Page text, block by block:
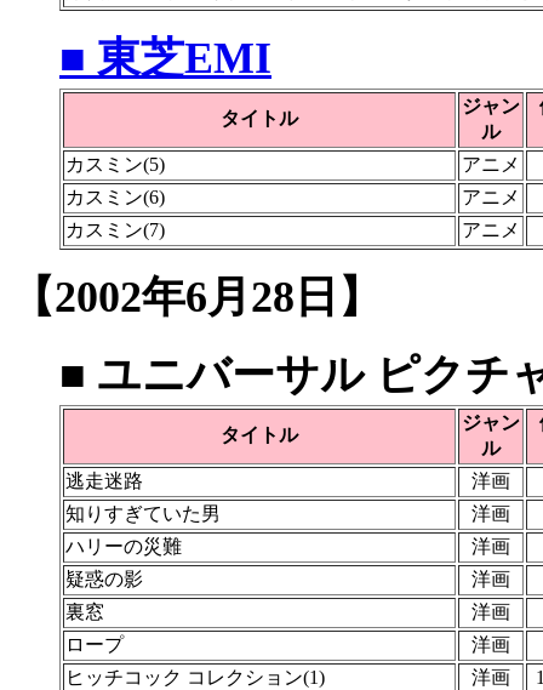
■ 東芝EMI
タイトル
ジャン
ル
カスミン(5)
アニメ
カスミン(6)
アニメ
カスミン(7)
アニメ
【2002年6月28日】
■ ユニバーサル ピクチ
タイトル
ジャン
ル
逃走迷路
洋画
知りすぎていた男
洋画
ハリーの災難
洋画
疑惑の影
洋画
裏窓
洋画
ロープ
洋画
ヒッチコック コレクション(1)
洋画